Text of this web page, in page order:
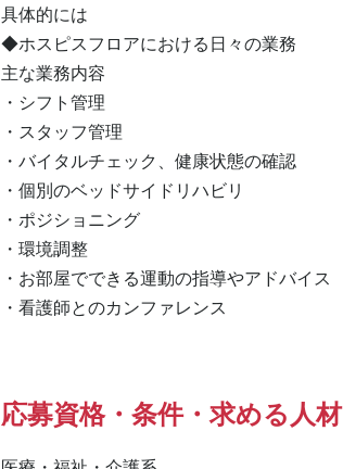
具体的には
◆ホスピスフロアにおける日々の業務
主な業務内容
・シフト管理
・スタッフ管理
・バイタルチェック、健康状態の確認
・個別のベッドサイドリハビリ
・ポジショニング
・環境調整
・お部屋でできる運動の指導やアドバイス
・看護師とのカンファレンス
応募資格・条件・求める人材